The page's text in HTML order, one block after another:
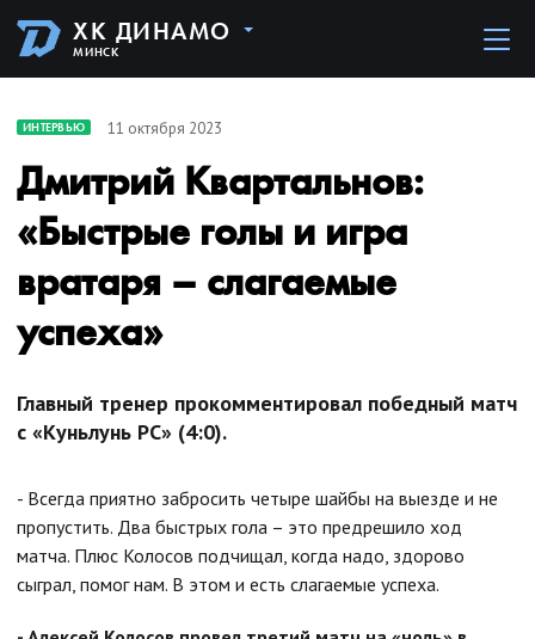
ХК ДИНАМО
МИНСК
ИНТЕРВЬЮ 11 октября 2023
Дмитрий Квартальнов:
«Быстрые голы и игра
вратаря – слагаемые
успеха»
Главный тренер прокомментировал победный матч
с «Куньлунь РС» (4:0).
- Всегда приятно забросить четыре шайбы на выезде и не
пропустить. Два быстрых гола – это предрешило ход
матча. Плюс Колосов подчищал, когда надо, здорово
сыграл, помог нам. В этом и есть слагаемые успеха.